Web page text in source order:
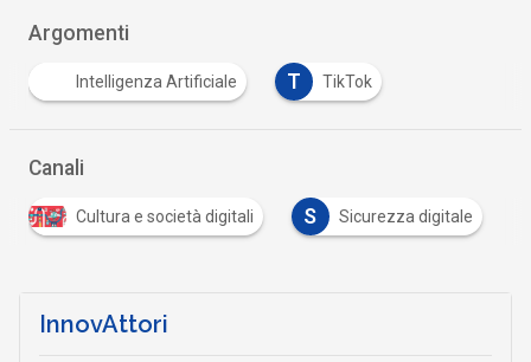
Argomenti
Intelligenza Artificiale T TikTok
Canali
Cultura e società digitali S Sicurezza digitale
InnovAttori